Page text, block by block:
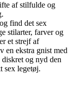
af stilfulde og
find det sex
stilarter, farver og
et strejf af
en ekstra gnist med
og nyd den
sex legetøj.